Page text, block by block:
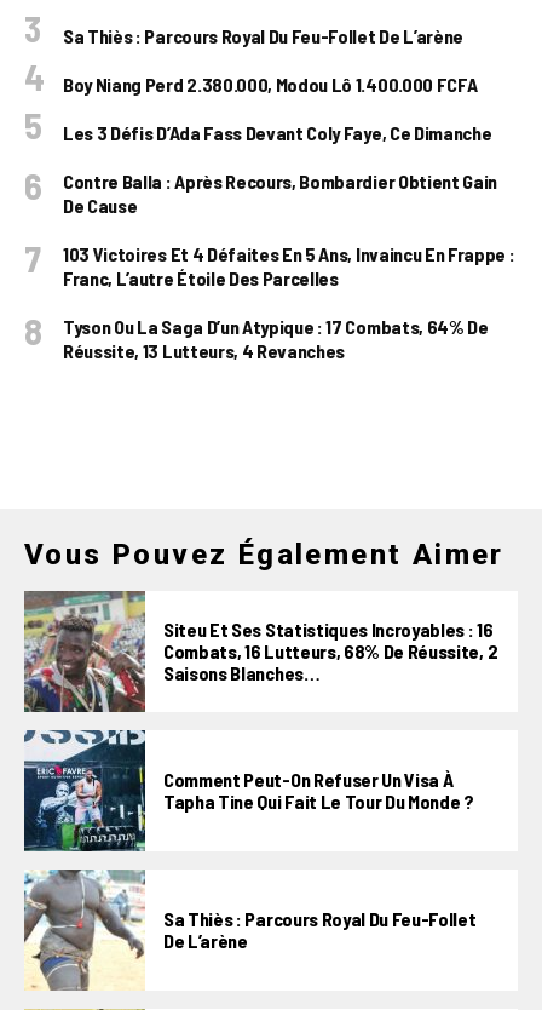
Sa Thiès : Parcours Royal Du Feu-Follet De L’arène
Boy Niang Perd 2.380.000, Modou Lô 1.400.000 FCFA
Les 3 Défis D’Ada Fass Devant Coly Faye, Ce Dimanche
Contre Balla : Après Recours, Bombardier Obtient Gain
De Cause
103 Victoires Et 4 Défaites En 5 Ans, Invaincu En Frappe :
Franc, L’autre Étoile Des Parcelles
Tyson Ou La Saga D’un Atypique : 17 Combats, 64% De
Réussite, 13 Lutteurs, 4 Revanches
Vous Pouvez Également Aimer
Siteu Et Ses Statistiques Incroyables : 16
Combats, 16 Lutteurs, 68% De Réussite, 2
Saisons Blanches…
Comment Peut-On Refuser Un Visa À
Tapha Tine Qui Fait Le Tour Du Monde ?
Sa Thiès : Parcours Royal Du Feu-Follet
De L’arène